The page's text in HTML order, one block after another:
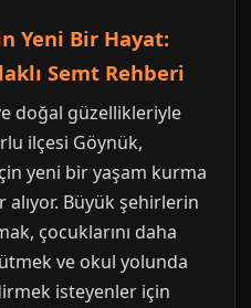
Yeni Bir Hayat:
Semt Rehberi
doğal güzellikleriyle
ilçesi Göynük,
yeni bir yaşam kurma
Büyük şehirlerin
çocuklarını daha
ve okul yolunda
isteyenler için